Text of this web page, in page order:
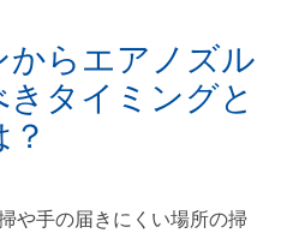
らエアノズル
タイミングと
？
や手の届きにくい場所の掃